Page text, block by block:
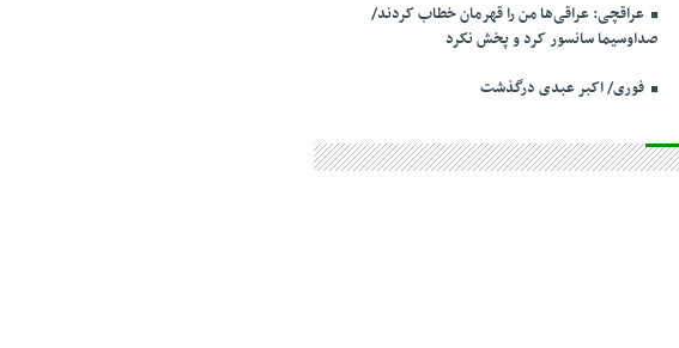
عراقچی: عراقی‌ها من را قهرمان خطاب کردند/
صداوسیما سانسور کرد و پخش نکرد
فوری/ اکبر عبدی درگذشت